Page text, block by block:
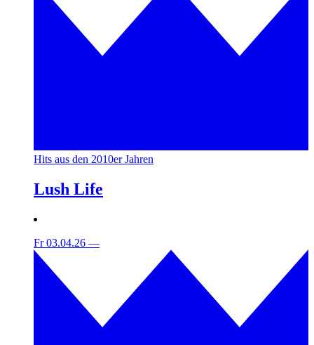
Hits aus den 2010er Jahren
Lush Life
Fr 03.04.26 —